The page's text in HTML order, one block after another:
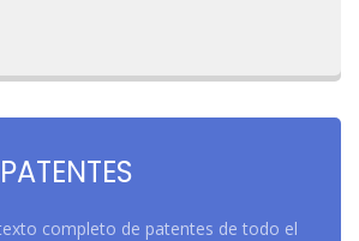
completo de patentes de todo el